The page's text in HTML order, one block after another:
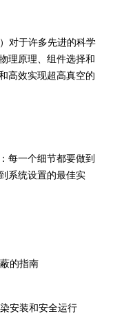
对于许多先进的科学
理原理、组件选择和
高效实现超高真空的
每一个细节都要做到
系统设置的最佳实
的指南
安装和安全运行